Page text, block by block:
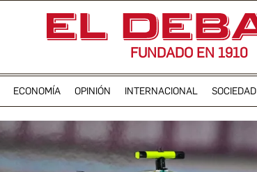
FUNDADO EN 1910
ECONOMÍA OPINIÓN INTERNACIONAL SOCIEDAD